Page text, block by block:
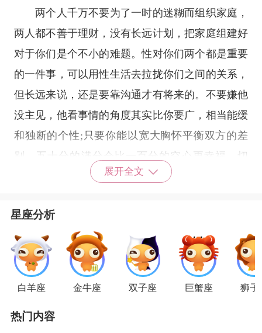
两个人千万不要为了一时的迷糊而组织家庭，
两人都不善于理财，没有长远计划，把家庭组建好
对于你们是个不小的难题。性对你们两个都是重要
的一件事，可以用性生活去拉拢你们之间的关系，
但长远来说，还是要靠沟通才有将来的。不要嫌他
没主见，他看事情的角度其实比你要广，相当能缓
和独断的个性;只要你能以宽大胸怀平衡双方的差
别，五十分的满分会比一百分的空心更幸福。切
记：绝对不要忽视鱼儿对於精神方面的渴求!
双鱼女对待诱惑难以抗拒的特质，一开始对于
射手男就好像一个随时打中的猎物，可以随时用来
当做备胎。所以当射手男发出暧昧信号时，敏感纤
弱的双鱼女一定要认清情况，不要马上动心。射手
抓住他的心，一定要比他还聪明，比如若即若离。
展开全文
星座分析
白羊座 金牛座 双子座 巨蟹座 狮子
热门内容